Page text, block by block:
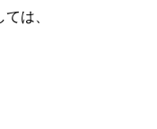
は、